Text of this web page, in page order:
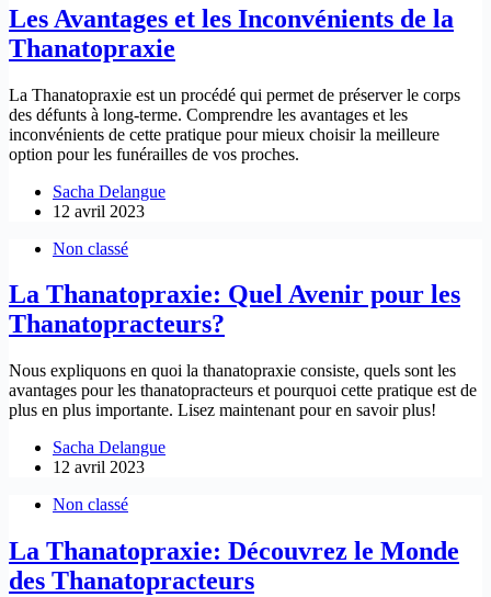
Les Avantages et les Inconvénients de la
Thanatopraxie
La Thanatopraxie est un procédé qui permet de préserver le corps
des défunts à long-terme. Comprendre les avantages et les
inconvénients de cette pratique pour mieux choisir la meilleure
option pour les funérailles de vos proches.
Sacha Delangue
12 avril 2023
Non classé
La Thanatopraxie: Quel Avenir pour les
Thanatopracteurs?
Nous expliquons en quoi la thanatopraxie consiste, quels sont les
avantages pour les thanatopracteurs et pourquoi cette pratique est de
plus en plus importante. Lisez maintenant pour en savoir plus!
Sacha Delangue
12 avril 2023
Non classé
La Thanatopraxie: Découvrez le Monde
des Thanatopracteurs